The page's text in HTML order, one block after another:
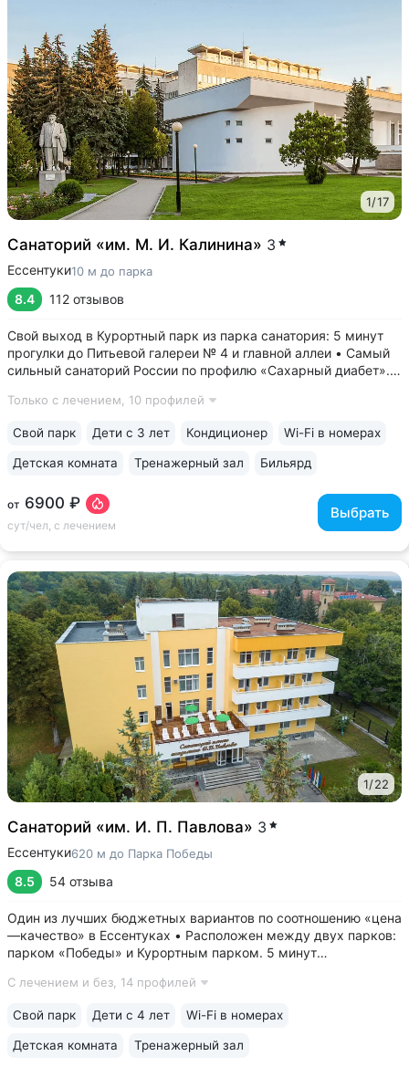
1/17
Санаторий «им. М. И. Калинина» 3
Ессентуки10 м до парка
8.4 112 отзывов
Свой выход в Курортный парк из парка санатория: 5 минут
прогулки до Питьевой галереи № 4 и главной аллеи • Самый
сильный санаторий России по профилю «Сахарный диабет».
На базе санатория работает «Всероссийский
Только с лечением, 10 профилей
от 6900 ₽
сут/чел, с лечением
Выбрать
Свой парк Дети с 3 лет Кондиционер Wi-Fi в номерах
Детская комната Тренажерный зал Бильярд
1/22
Санаторий «им. И. П. Павлова» 3
Ессентуки620 м до Парка Победы
8.5 54 отзыва
Один из лучших бюджетных вариантов по соотношению «цена
—качество» в Ессентуках • Расположен между двух парков:
парком «Победы» и Курортным парком. 5 минут
минеральной водой «Ессентуки № 4, «Ессентуки—Новая» •
С лечением и без, 14 профилей
Свой парк Дети с 4 лет Wi-Fi в номерах
Детская комната Тренажерный зал